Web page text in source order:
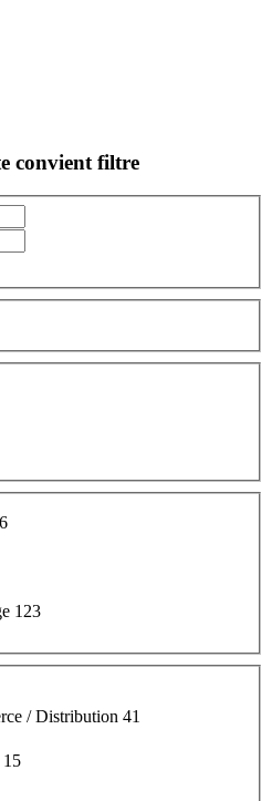
convient filtre
123
/ Distribution 41
15